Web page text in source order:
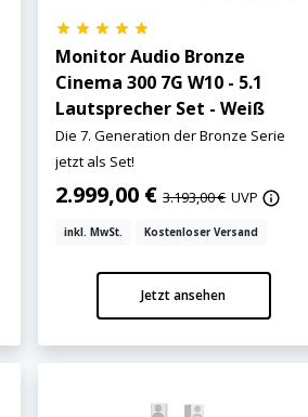
Monitor Audio Bronze
Cinema 300 7G W10 - 5.1
Lautsprecher Set - Weiß
Die 7. Generation der Bronze Serie
jetzt als Set!
2.999,00 €3.193,00 € UVP
inkl. MwSt. Kostenloser Versand
Jetzt ansehen